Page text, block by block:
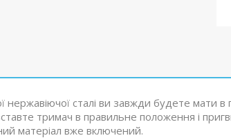
сталі ви завжди будете мати в
тримач в правильне положення і
матеріал вже включений.